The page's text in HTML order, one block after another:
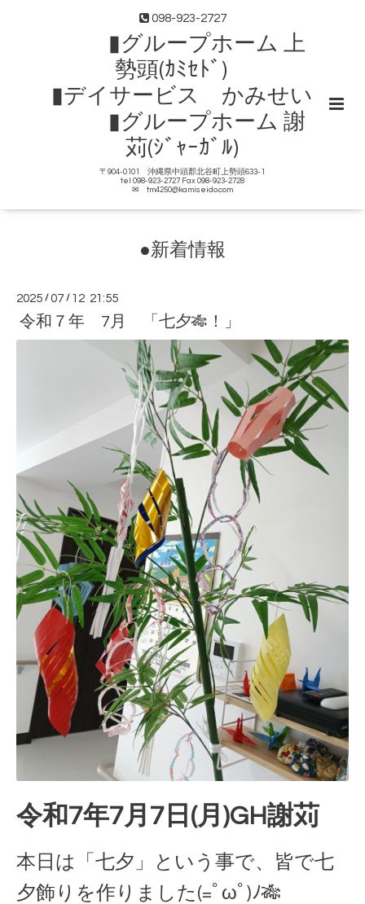
098-923-2727
▮グループホーム 上
勢頭(ｶﾐｾﾄﾞ)
▮デイサービス かみせい
▮グループホーム 謝
苅(ｼﾞｬｰｶﾞﾙ)
〒904-0101 沖縄県中頭郡北谷町上勢頭633-1
tel 098-923-2727 Fax 098-923-2728
✉ tm4250@kamiseido.com
●新着情報
2025 /07 / 12 21:55
令和７年 7月 「七夕🎋！」
令和7年7月7日(月)GH謝苅
本日は「七夕」という事で、皆で七
夕飾りを作りました(=ﾟωﾟ)ﾉ🎋